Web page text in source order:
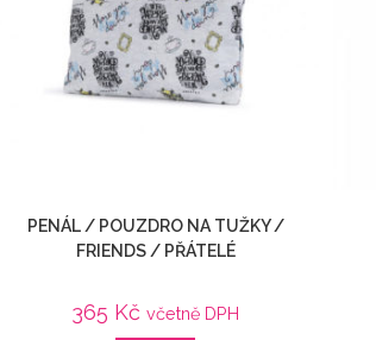
PENÁL / POUZDRO NA TUŽKY /
FRIENDS / PŘÁTELÉ
365 Kč včetně DPH